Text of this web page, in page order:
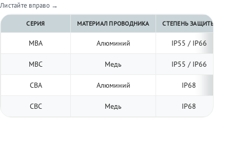
Листайте вправо →
СЕРИЯ МАТЕРИАЛ ПРОВОДНИКА СТЕПЕНЬ ЗАЩИТЫ
МВА Алюминий IP55 / IP66
МВС Медь IP55 / IP66
СВА Алюминий IP68
СВС Медь IP68